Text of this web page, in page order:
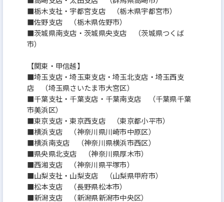
■栃木支社・宇都宮支店 （栃木県宇都宮市）
■佐野支店 （栃木県佐野市）
■茨城県南支店・茨城県央支店 （茨城県つくば
市）
【関東・甲信越】
■埼玉支店・埼玉東支店・埼玉北支店・埼玉西支
店 （埼玉県さいたま市大宮区）
■千葉支社・千葉支店・千葉南支店 （千葉県千葉
市美浜区）
■東京支店・東京西支店 （東京都小平市）
■横浜支店 （神奈川県川崎市中原区）
■横浜南支店 （神奈川県横浜市西区）
■県央県北支店 （神奈川県厚木市）
■西湘支店 （神奈川県平塚市）
■山梨支社・山梨支店 （山梨県甲府市）
■松本支店 （長野県松本市）
■新潟支店 （新潟県新潟市中央区）